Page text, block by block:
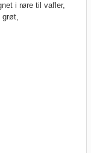
i røre til vafler,
grøt,